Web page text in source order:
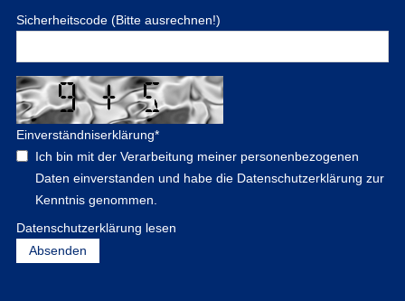
Sicherheitscode (Bitte ausrechnen!)
Einverständniserklärung*
Ich bin mit der Verarbeitung meiner personenbezogenen
Daten einverstanden und habe die Datenschutzerklärung zur
Kenntnis genommen.
Datenschutzerklärung lesen